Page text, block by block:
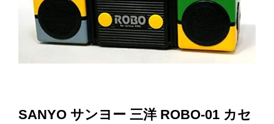
SANYO サンヨー 三洋 ROBO-01 カセ